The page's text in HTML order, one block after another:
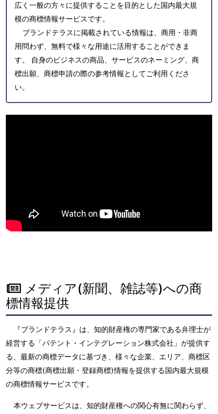
広く一般の方々に提供することを目的とした国内最大規
模の商標情報サービスです。
ブランドテラスに掲載されている情報は、商用・非商
用問わず、無料で様々な用途に活用することができま
す。 自身のビジネスの商品、サービスのネーミング、商
標出願、商標申請の際の参考情報としてご利用くださ
い。
メディア(新聞、雑誌等)への商
標情報提供
『ブランドテラス』は、知的財産権の専門家である弁理士が
経営する「パテント・インテグレーション株式会社」が提供す
る、最新の商標データに基づき、様々な企業、エリア、商標区
分等の商標(商標出願・登録商標)情報を提供する国内最大規模
の商標情報サービスです。
本ウェブサービスは、知的財産権への関心有無に関わらず、